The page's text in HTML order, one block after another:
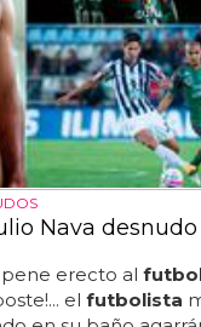
Nava desnudo
erecto al
el futbolista